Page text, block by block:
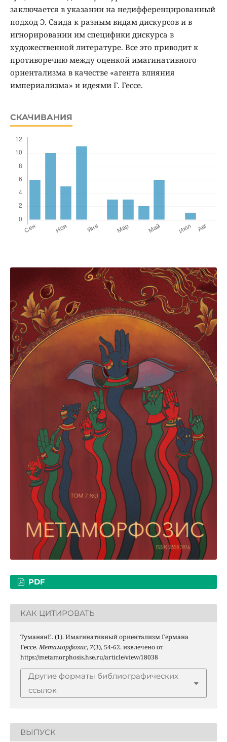
заключается в указании на недифференцированный
подход Э. Саида к разным видам дискурсов и в
игнорировании им специфики дискурса в
художественной литературе. Все это приводит к
противоречию между оценкой имагинативного
ориентализма в качестве «агента влияния
империализма» и идеями Г. Гессе.
СКАЧИВАНИЯ
PDF
КАК ЦИТИРОВАТЬ
ТуманянЕ. (1). Имагинативный ориентализм Германа
Гессе.Метаморфозис, 7(3), 54-62. извлечено от
https://metamorphosis.hse.ru/article/view/18038
Другие форматы библиографических
ссылок
ВЫПУСК